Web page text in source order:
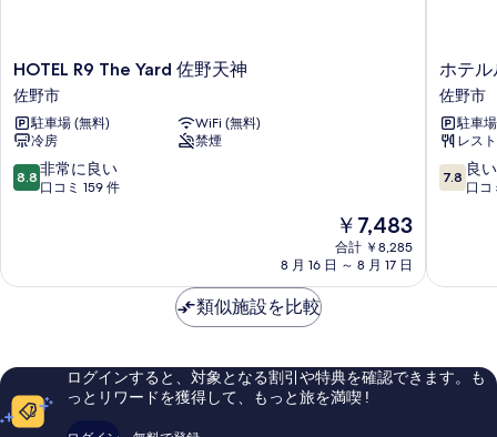
煙
の
す
べ
て
を
す
る
煙
の
す
べ
て
真
示
す
る
の
HOTEL
R9
The
Yard
佐
野
天
HOTEL R9 The Yard 佐野天神
佐野市
駐車場 (無料)
WiFi (無料)
冷房
禁煙
10
段
常
口
ミ
159
8.8 非常に良い
口コミ 159 件
現
在
の
￥7,483
合計 ￥8,285
8 月 16 日 ～ 8 月 17 日
ホ
テ
ル
ル
ー
ト
イ
岡
ー
佐
ホテ
佐野市
駐車
レス
10
段
い、
183
件
7.8 良い
口コ
類似施設を比較
ログインすると、対象となる割引や特典を確認できます。も
っとリワードを獲得して、もっと旅を満喫 !